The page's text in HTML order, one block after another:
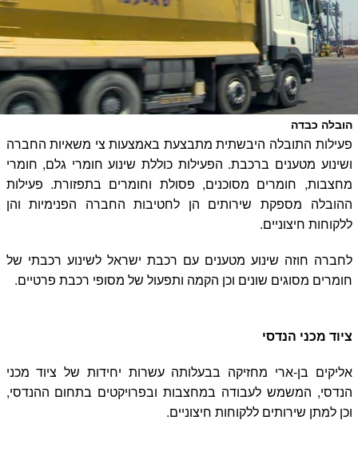
הובלה כבדה
פעילות התובלה היבשתית מתבצעת באמצעות צי משאיות החברה
ושינוע מטענים ברכבת. הפעילות כוללת שינוע חומרי גלם, חומרי
מחצבות, חומרים מסוכנים, פסולת וחומרים בתפזורת. פעילות
ההובלה מספקת שירותים הן לחטיבות החברה הפנימיות והן
ללקוחות חיצוניים.
לחברה חוזה שינוע מטענים עם רכבת ישראל לשינוע רכבתי של
חומרים מסוגים שונים וכן הקמה ותפעול של מסופי רכבת פרטיים.
ציוד מכני הנדסי
אליקים בן-ארי מחזיקה בבעלותה עשרות יחידות של ציוד מכני
הנדסי, המשמש לעבודה במחצבות ובפרויקטים בתחום ההנדסי,
וכן למתן שירותים ללקוחות חיצוניים.